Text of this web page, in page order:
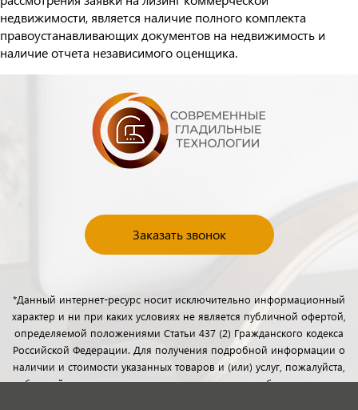
недвижимости, является наличие полного комплекта
правоустанавливающих документов на недвижимость и
наличие отчета независимого оценщика.
Заказать звонок
*Данный интернет-ресурс носит исключительно информационный
характер и ни при каких условиях не является публичной офертой,
определяемой положениями Статьи 437 (2) Гражданского кодекса
Российской Федерации. Для получения подробной информации о
наличии и стоимости указанных товаров и (или) услуг, пожалуйста,
обращайтесь к менеджерам отдела клиентского обслуживания с